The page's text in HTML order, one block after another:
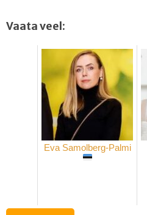
Vaata veel:
Eva Samolberg-Palmi